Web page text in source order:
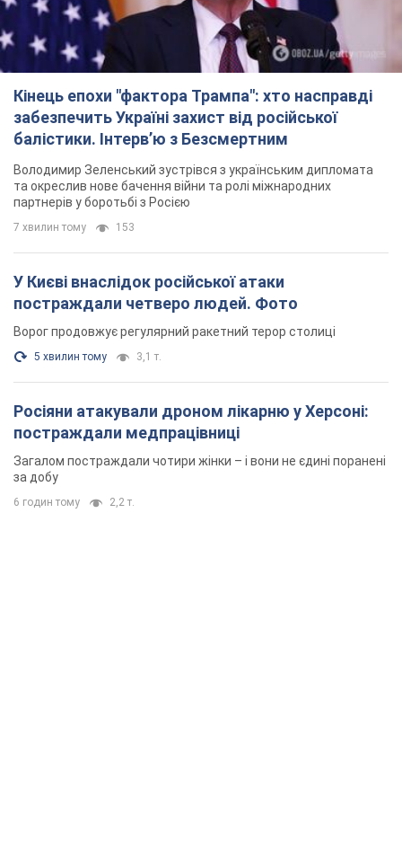
та окреслив нове бачення війни та ролі міжнародних
партнерів у боротьбі з Росією
7 хвилин тому
У Києві внаслідок російської атаки
постраждали четверо людей. Фото
Ворог продовжує регулярний ракетний терор столиці
5 хвилин тому 3,1 т.
Росіяни атакували дроном лікарню у Херсоні:
постраждали медпрацівниці
Загалом постраждали чотири жінки – і вони не єдині поранені
за добу
6 годин тому